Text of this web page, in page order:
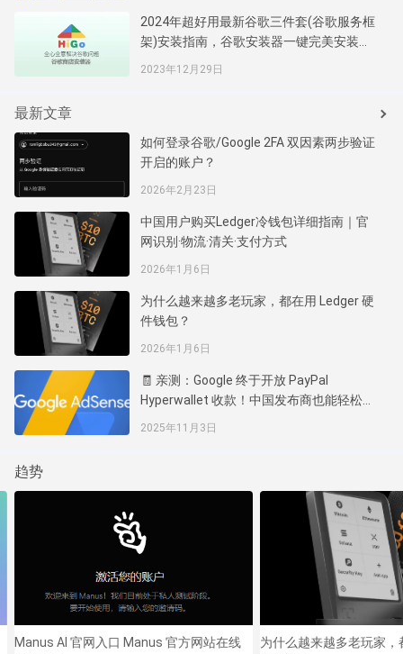
2024年超好用最新谷歌三件套(谷歌服务框
架)安装指南，谷歌安装器一键完美安装谷
歌商店服务框架
2023年12月29日
最新文章
如何登录谷歌/Google 2FA 双因素两步验证
开启的账户？
2026年2月23日
中国用户购买Ledger冷钱包详细指南｜官
网识别·物流·清关·支付方式
2026年1月6日
为什么越来越多老玩家，都在用 Ledger 硬
件钱包？
2026年1月6日
🧾 亲测：Google 终于开放 PayPal
Hyperwallet 收款！中国发布商也能轻松拿
到 AdSense 钱了
2025年11月3日
趋势
Manus AI 官网入口 Manus 官方网站在线
为什么越来越多老玩家，